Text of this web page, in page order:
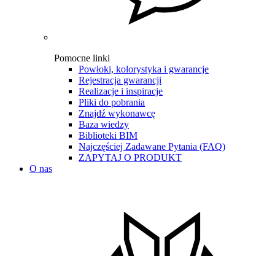
Pomocne linki
Powłoki, kolorystyka i gwarancje
Rejestracja gwarancji
Realizacje i inspiracje
Pliki do pobrania
Znajdź wykonawcę
Baza wiedzy
Biblioteki BIM
Najczęściej Zadawane Pytania (FAQ)
ZAPYTAJ O PRODUKT
O nas